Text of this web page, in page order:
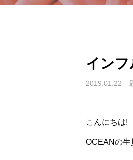
インフ
2019.01.22
こんにちは!
OCEANの生